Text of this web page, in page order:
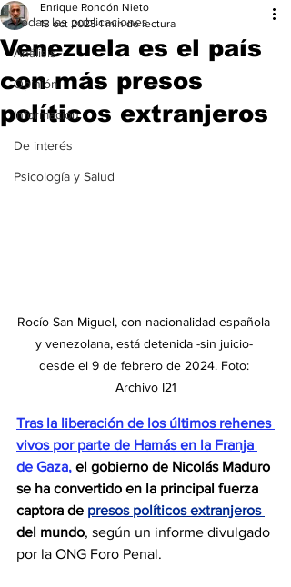
Todas las publicaciones
Análisis
Opinión
Información
De interés
Psicología y Salud
Venezuela es el país
con más presos
políticos extranjeros
Enrique Rondón Nieto
13 oct 2025 1 min de lectura
Rocío San Miguel, con nacionalidad española
y venezolana, está detenida -sin juicio-
desde el 9 de febrero de 2024. Foto:
Archivo I21
Tras la liberación de los últimos rehenes
vivos por parte de Hamás en la Franja
de Gaza, el gobierno de Nicolás Maduro
se ha convertido en la principal fuerza
captora de presos políticos extranjeros
del mundo, según un informe divulgado
por la ONG Foro Penal.